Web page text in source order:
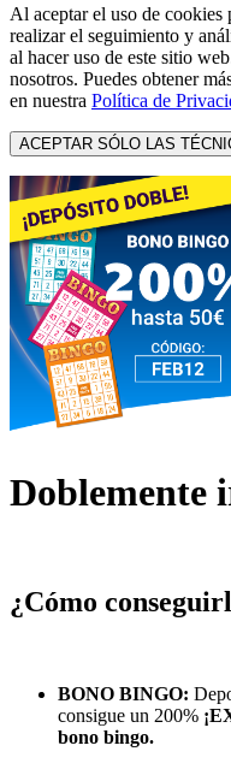
Al aceptar el uso de
realizar el seguimiento y
al hacer uso de este sitio
nosotros. Puedes obtener
en nuestra Política de
ACEPTAR SÓLO LAS
Doblemente
¿Cómo
BONO BINGO:
consigue un 200%
bono bingo.